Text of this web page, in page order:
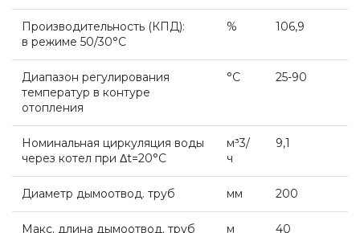
Настенные газовые котлы Vaillant
Настенные газовые конденсационные котлы
Vaillant
Напольные газовые котлы Vaillant
Напольные газовые конденсационные
Производительность (КПД):
в режиме 50/30°С
% 106,9
Диапазон регулирования
температур в контуре
отопления
°С 25-90
Номинальная циркуляция воды
через котел при Δt=20°С
м³3/
ч
9,1
Диаметр дымоотвод. труб мм 200
Макс. длина дымоотвод. труб м 40